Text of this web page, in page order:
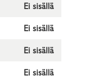
Ei sisällä
Ei sisällä
Ei sisällä
Ei sisällä